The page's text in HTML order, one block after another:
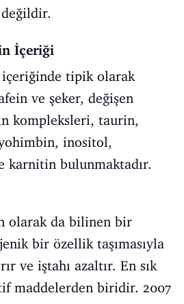
değildir.
İçeriği
tipik olarak
ve şeker, değişen
kompleksleri, taurin,
inositol,
karnitin bulunmaktadır.
olarak da bilinen bir
bir özellik taşımasıyla
ve iştahı azaltır. En sık
maddelerden biridir. 2007